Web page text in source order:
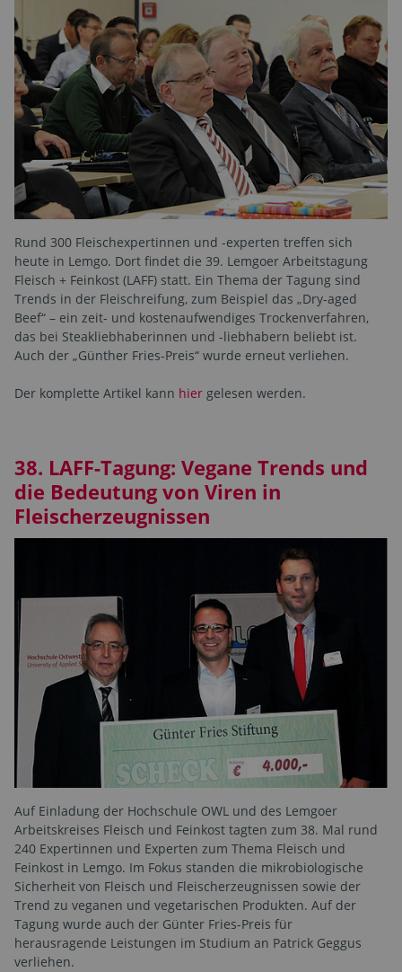
Rund 300 Fleischexpertinnen und -experten treffen sich
heute in Lemgo. Dort findet die 39. Lemgoer Arbeitstagung
Fleisch + Feinkost (LAFF) statt. Ein Thema der Tagung sind
Trends in der Fleischreifung, zum Beispiel das „Dry-aged
Beef“ – ein zeit- und kostenaufwendiges Trockenverfahren,
das bei Steakliebhaberinnen und -liebhabern beliebt ist.
Auch der „Günther Fries-Preis“ wurde erneut verliehen.
Der komplette Artikel kann hier gelesen werden.
38. LAFF-Tagung: Vegane Trends und
die Bedeutung von Viren in
Fleischerzeugnissen
Auf Einladung der Hochschule OWL und des Lemgoer
Arbeitskreises Fleisch und Feinkost tagten zum 38. Mal rund
240 Expertinnen und Experten zum Thema Fleisch und
Feinkost in Lemgo. Im Fokus standen die mikrobiologische
Sicherheit von Fleisch und Fleischerzeugnissen sowie der
Trend zu veganen und vegetarischen Produkten. Auf der
Tagung wurde auch der Günter Fries-Preis für
herausragende Leistungen im Studium an Patrick Geggus
verliehen.